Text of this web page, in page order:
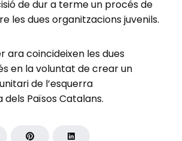
de dur a terme un procés de
les dues organitzacions juvenils.
ara coincideixen les dues
en la voluntat de crear un
de l’esquerra
Països Catalans.